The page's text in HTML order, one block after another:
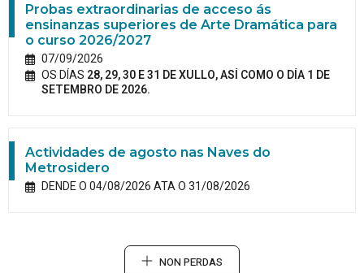
Probas extraordinarias de acceso ás
ensinanzas superiores de Arte Dramática para
o curso 2026/2027
07/09/2026
OS DÍAS 28, 29, 30 E 31 DE XULLO, ASÍ COMO O DÍA 1 DE
SETEMBRO DE 2026.
Actividades de agosto nas Naves do
Metrosidero
DENDE O 04/08/2026 ATA O 31/08/2026
NON PERDAS